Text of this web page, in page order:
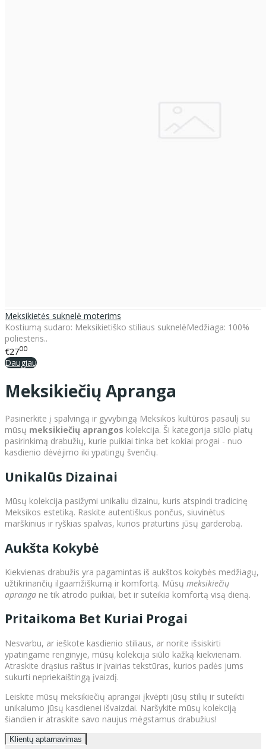
Meksikietės suknelė moterims
Kostiumą sudaro: Meksikietiško stiliaus suknelėMedžiaga: 100%
poliesteris..
€2700
Daugiau
Meksikiečių Apranga
Pasinerkite į spalvingą ir gyvybingą Meksikos kultūros pasaulį su
mūsų meksikiečių aprangos kolekcija. Ši kategorija siūlo platų
pasirinkimą drabužių, kurie puikiai tinka bet kokiai progai - nuo
kasdienio dėvėjimo iki ypatingų švenčių.
Unikalūs Dizainai
Mūsų kolekcija pasižymi unikaliu dizainu, kuris atspindi tradicinę
Meksikos estetiką. Raskite autentiškus pončus, siuvinėtus
marškinius ir ryškias spalvas, kurios praturtins jūsų garderobą.
Aukšta Kokybė
Kiekvienas drabužis yra pagamintas iš aukštos kokybės medžiagų,
užtikrinančių ilgaamžiškumą ir komfortą. Mūsų meksikiečių
apranga ne tik atrodo puikiai, bet ir suteikia komfortą visą dieną.
Pritaikoma Bet Kuriai Progai
Nesvarbu, ar ieškote kasdienio stiliaus, ar norite išsiskirti
ypatingame renginyje, mūsų kolekcija siūlo kažką kiekvienam.
Atraskite drąsius raštus ir įvairias tekstūras, kurios padės jums
sukurti nepriekaištingą įvaizdį.
Leiskite mūsų meksikiečių aprangai įkvėpti jūsų stilių ir suteikti
unikalumo jūsų kasdienei išvaizdai. Naršykite mūsų kolekciją
šiandien ir atraskite savo naujus mėgstamus drabužius!
Klientų aptarnavimas